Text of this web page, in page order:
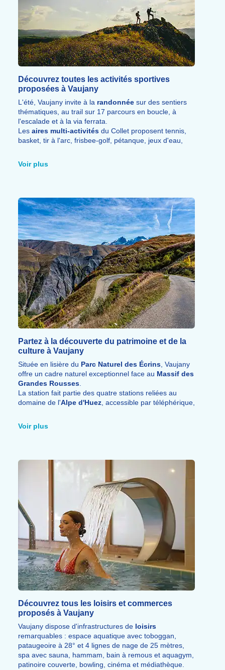
Découvrez toutes les activités sportives
proposées à Vaujany
L'été, Vaujany invite à la randonnée sur des sentiers
thématiques, au trail sur 17 parcours en boucle, à
l'escalade et à la via ferrata.
Les aires multi-activités du Collet proposent tennis,
basket, tir à l'arc, frisbee-golf, pétanque, jeux d'eau,
et vélo.
Lacascade de la Fare
pour faciliter lesexcursionsaux alentours.
Voir plus
Partez à la découverte du patrimoine et de la
culture à Vaujany
Située en lisière du Parc Naturel des Écrins, Vaujany
offre un cadre naturel exceptionnel face au Massif des
Grandes Rousses.
La station fait partie des quatre stations reliées au
domaine de l'Alpe d'Huez, accessible par téléphérique,
Voir plus
Découvrez tous les loisirs et commerces
proposés à Vaujany
Vaujany dispose d'infrastructures de loisirs
remarquables : espace aquatique avec toboggan,
pataugeoire à 28° et 4 lignes de nage de 25 mètres,
spa avec sauna, hammam, bain à remous et aquagym,
patinoire couverte, bowling, cinéma et médiathèque.